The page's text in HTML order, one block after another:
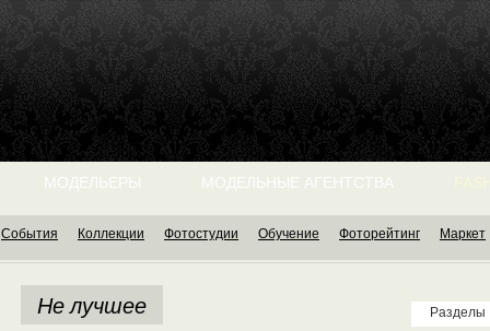
МОДЕЛЬЕРЫ МОДЕЛЬНЫЕ АГЕНТСТВА
События Коллекции Фотостудии Обучение Фоторейтинг Маркет
Разделы
Не лучшее